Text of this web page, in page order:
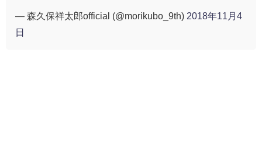
— 森久保祥太郎official (@morikubo_9th) 2018年11月4
日